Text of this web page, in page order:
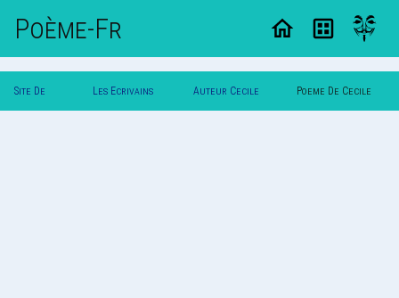
Poème-Fr
Site De Les Ecrivains Auteur Cecile Poeme De Cecile